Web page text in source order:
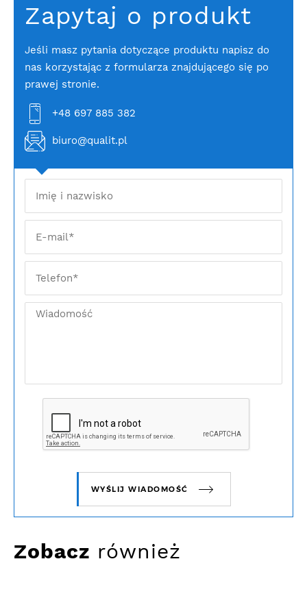
Zapytaj o produkt
Jeśli masz pytania dotyczące produktu napisz do
nas korzystając z formularza znajdującego się po
prawej stronie.
+48 697 885 382
biuro@qualit.pl
WYŚLIJ WIADOMOŚĆ
Zobacz również